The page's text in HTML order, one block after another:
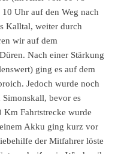
Uhr auf den Weg nach
Kalltal, weiter durch
wir auf dem
Nach einer Stärkung
ging es auf dem
Jedoch wurde noch
bevor es
Fahrtstrecke wurde
Akku ging kurz vor
der Mitfahrer löste